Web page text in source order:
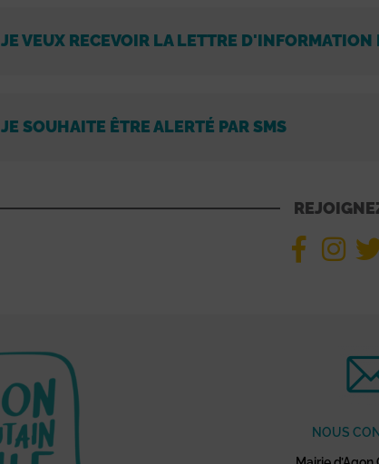
JE VEUX RECEVOIR LA LETTRE D'INFORMATION
JE SOUHAITE ÊTRE ALERTÉ PAR SMS
NOUS